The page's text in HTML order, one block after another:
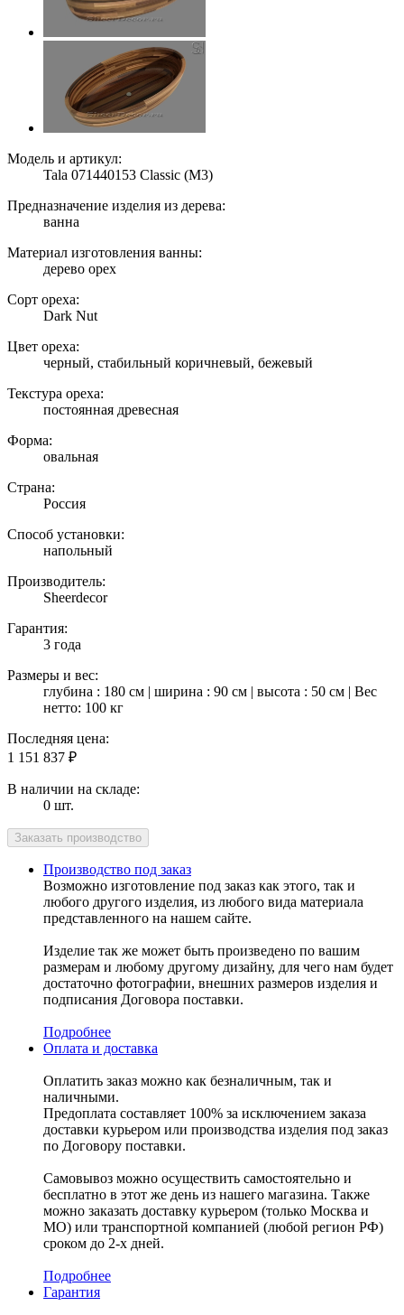
Модель и артикул:
Tala 071440153 Classic (M3)
Предназначение изделия из дерева:
ванна
Материал изготовления ванны:
дерево орех
Сорт ореха:
Dark Nut
Цвет ореха:
черный, стабильный коричневый, бежевый
Текстура ореха:
постоянная древесная
Форма:
овальная
Страна:
Россия
Способ установки:
напольный
Производитель:
Sheerdecor
Гарантия:
3 года
Размеры и вес:
глубина : 180 см | ширина : 90 см | высота : 50 см | Вес
нетто: 100 кг
Последняя цена:
1 151 837 ₽
В наличии на складе:
0 шт.
Производство под заказ
Возможно изготовление под заказ как этого, так и
любого другого изделия, из любого вида материала
представленного на нашем сайте.
Изделие так же может быть произведено по вашим
размерам и любому другому дизайну, для чего нам будет
достаточно фотографии, внешних размеров изделия и
подписания Договора поставки.
Подробнее
Оплата и доставка
Оплатить заказ можно как безналичным, так и
наличными.
Предоплата составляет 100% за исключением заказа
доставки курьером или производства изделия под заказ
по Договору поставки.
Самовывоз можно осуществить самостоятельно и
бесплатно в этот же день из нашего магазина. Также
можно заказать доставку курьером (только Москва и
МО) или транспортной компанией (любой регион РФ)
сроком до 2-х дней.
Подробнее
Гарантия